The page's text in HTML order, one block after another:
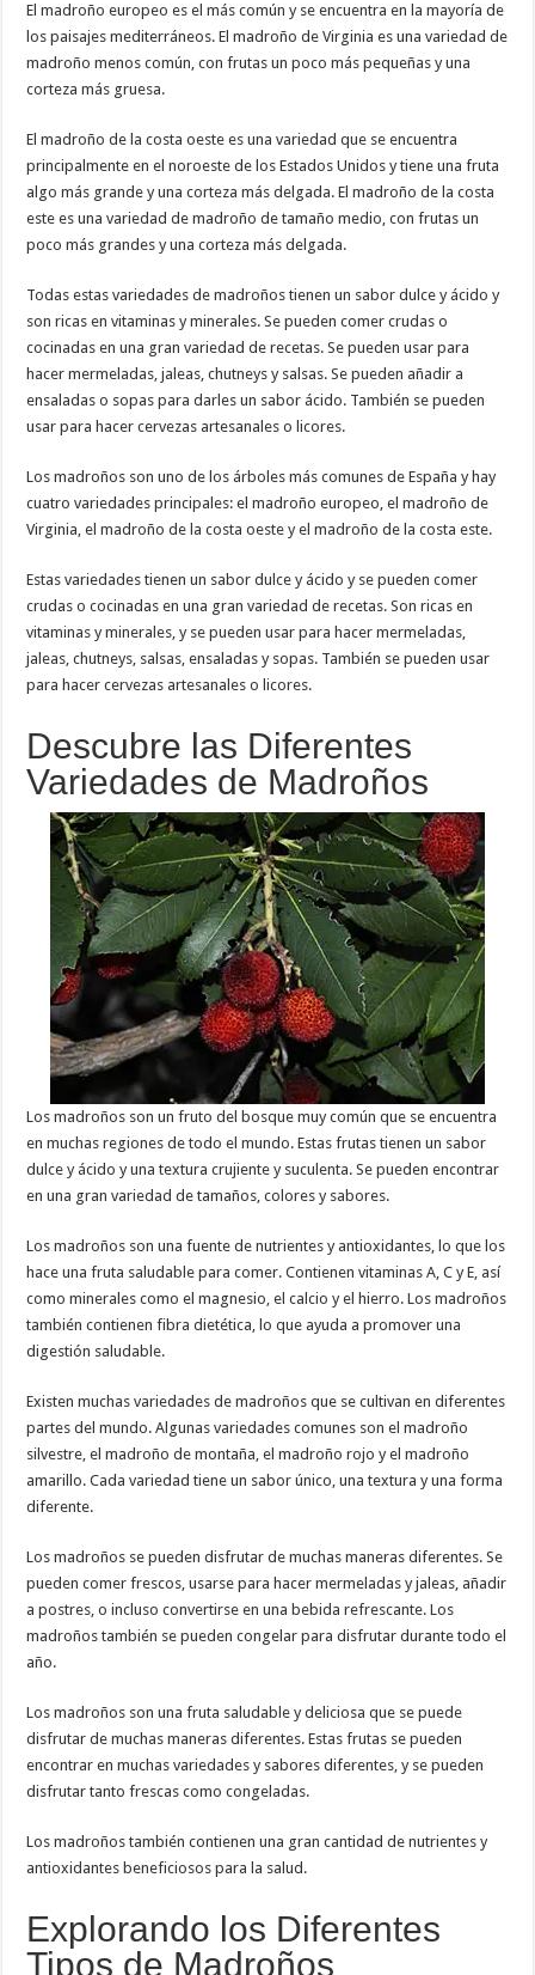
El madroño europeo es el más común y se encuentra en la mayoría de
los paisajes mediterráneos. El madroño de Virginia es una variedad de
madroño menos común, con frutas un poco más pequeñas y una
corteza más gruesa.
El madroño de la costa oeste es una variedad que se encuentra
principalmente en el noroeste de los Estados Unidos y tiene una fruta
algo más grande y una corteza más delgada. El madroño de la costa
este es una variedad de madroño de tamaño medio, con frutas un
poco más grandes y una corteza más delgada.
Todas estas variedades de madroños tienen un sabor dulce y ácido y
son ricas en vitaminas y minerales. Se pueden comer crudas o
cocinadas en una gran variedad de recetas. Se pueden usar para
hacer mermeladas, jaleas, chutneys y salsas. Se pueden añadir a
ensaladas o sopas para darles un sabor ácido. También se pueden
usar para hacer cervezas artesanales o licores.
Los madroños son uno de los árboles más comunes de España y hay
cuatro variedades principales: el madroño europeo, el madroño de
Virginia, el madroño de la costa oeste y el madroño de la costa este.
Estas variedades tienen un sabor dulce y ácido y se pueden comer
crudas o cocinadas en una gran variedad de recetas. Son ricas en
vitaminas y minerales, y se pueden usar para hacer mermeladas,
jaleas, chutneys, salsas, ensaladas y sopas. También se pueden usar
para hacer cervezas artesanales o licores.
Descubre las Diferentes
Variedades de Madroños
Los madroños son un fruto del bosque muy común que se encuentra
en muchas regiones de todo el mundo. Estas frutas tienen un sabor
dulce y ácido y una textura crujiente y suculenta. Se pueden encontrar
en una gran variedad de tamaños, colores y sabores.
Los madroños son una fuente de nutrientes y antioxidantes, lo que los
hace una fruta saludable para comer. Contienen vitaminas A, C y E, así
como minerales como el magnesio, el calcio y el hierro. Los madroños
también contienen fibra dietética, lo que ayuda a promover una
digestión saludable.
Existen muchas variedades de madroños que se cultivan en diferentes
partes del mundo. Algunas variedades comunes son el madroño
silvestre, el madroño de montaña, el madroño rojo y el madroño
amarillo. Cada variedad tiene un sabor único, una textura y una forma
diferente.
Los madroños se pueden disfrutar de muchas maneras diferentes. Se
pueden comer frescos, usarse para hacer mermeladas y jaleas, añadir
a postres, o incluso convertirse en una bebida refrescante. Los
madroños también se pueden congelar para disfrutar durante todo el
año.
Los madroños son una fruta saludable y deliciosa que se puede
disfrutar de muchas maneras diferentes. Estas frutas se pueden
encontrar en muchas variedades y sabores diferentes, y se pueden
disfrutar tanto frescas como congeladas.
Los madroños también contienen una gran cantidad de nutrientes y
antioxidantes beneficiosos para la salud.
Explorando los Diferentes
Tipos de Madroños